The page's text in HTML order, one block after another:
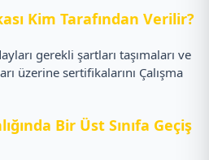
Kim Tarafından Verilir?
gerekli şartları taşımaları ve
üzerine sertifikalarını Çalışma
Bir Üst Sınıfa Geçiş